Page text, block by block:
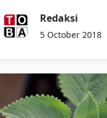
Redaksi
5 October 2018